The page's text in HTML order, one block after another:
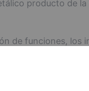
producto de
de funciones, los
a J.C.M.
a cabo, así
de mayor